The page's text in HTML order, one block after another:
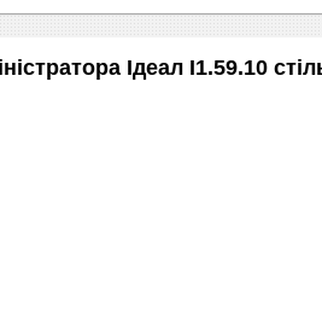
Ідеал I1.59.10